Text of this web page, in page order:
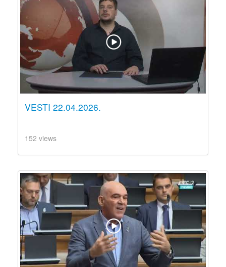
VESTI 22.04.2026.
152 views